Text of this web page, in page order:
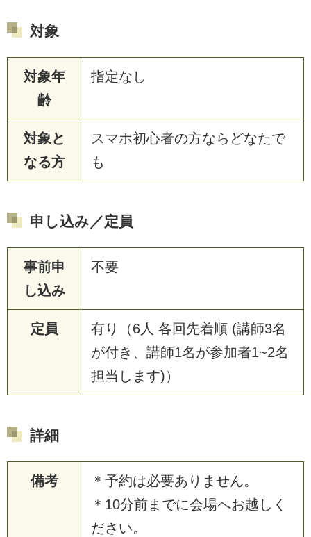
対象
対象年
齢
指定なし
対象と
なる方
スマホ初心者の方ならどなたで
も
申し込み／定員
事前申
し込み
不要
定員
有り（6人 各回先着順 (講師3名
が付き、講師1名が参加者1~2名
担当します)）
詳細
備考
＊予約は必要ありません。
＊10分前までに会場へお越しく
ださい。